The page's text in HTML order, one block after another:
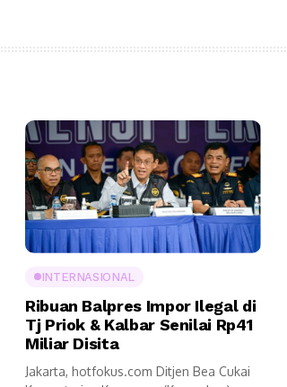
INTERNASIONAL
Ribuan Balpres Impor Ilegal di
Tj Priok & Kalbar Senilai Rp41
Miliar Disita
Jakarta, hotfokus.com Ditjen Bea Cukai